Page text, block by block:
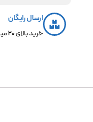
ارسال رایگان
خرید بالای 20 میلیون